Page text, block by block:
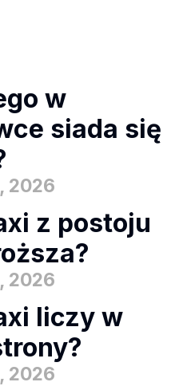
w
siada się
2026
z postoju
2026
liczy w
2026